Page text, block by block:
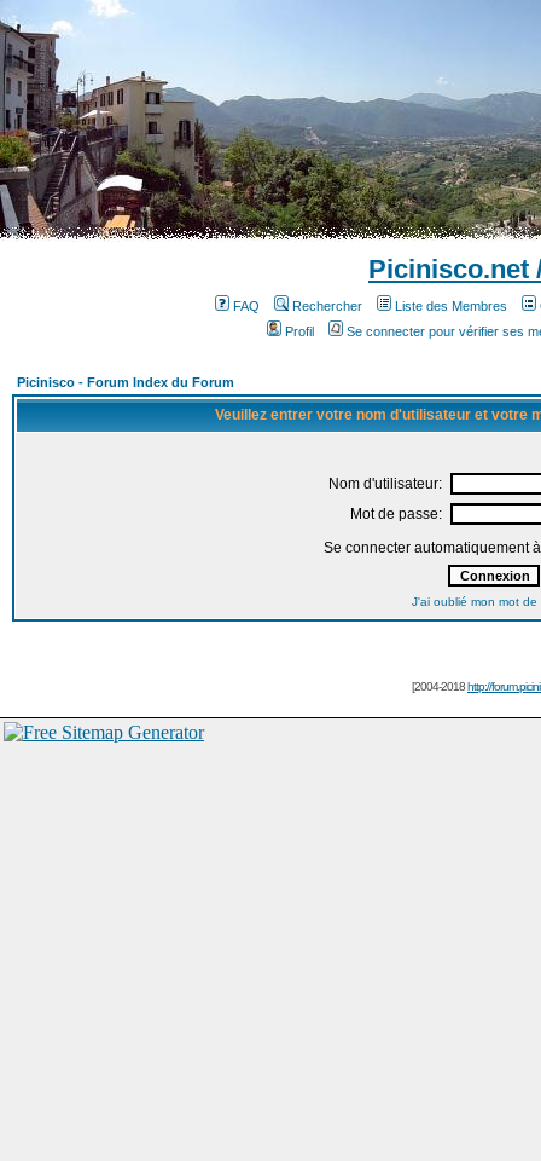
Picinisco.net
FAQ Rechercher Liste des Membres
Profil
Se connecter pour vérifier ses
Picinisco - Forum Index du Forum
Veuillez entrer votre nom d'utilisateur et votre
Nom d'utilisateur:
Mot de passe:
Se connecter automatiquement
J'ai oublié mon mot de
[2004-2018http://